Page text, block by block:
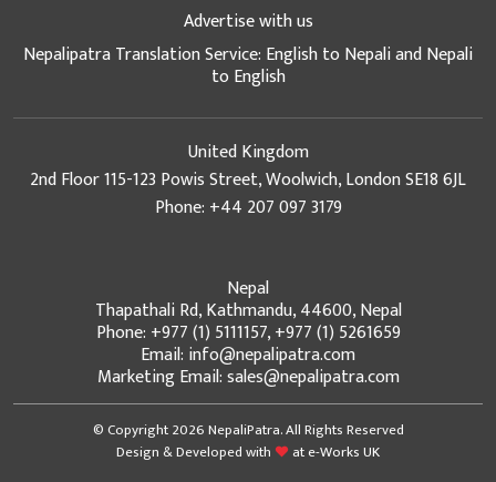
Advertise with us
Nepalipatra Translation Service: English to Nepali and Nepali
to English
United Kingdom
2nd Floor 115-123 Powis Street, Woolwich, London SE18 6JL
Phone: +44 207 097 3179
Nepal
Thapathali Rd, Kathmandu, 44600, Nepal
Phone: +977 (1) 5111157, +977 (1) 5261659
Email: info@nepalipatra.com
Marketing Email: sales@nepalipatra.com
© Copyright 2026 NepaliPatra. All Rights Reserved
Design & Developed with
ate-Works UK